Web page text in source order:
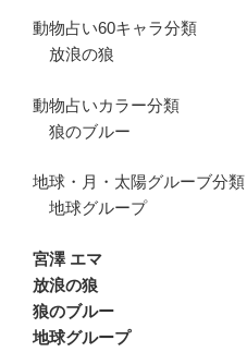
動物占い60キャラ分類
放浪の狼
動物占いカラー分類
狼のブルー
地球・月・太陽グルーブ分類
地球グループ
宮澤 エマ
放浪の狼
狼のブルー
地球グループ